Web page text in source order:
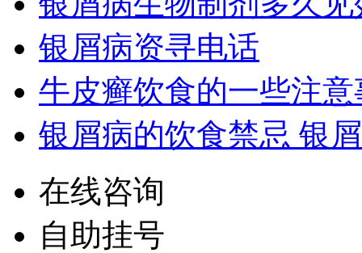
银屑病资寻电话
牛皮癣饮食的一些注意
银屑病的饮食禁忌 银
在线咨询
自助挂号